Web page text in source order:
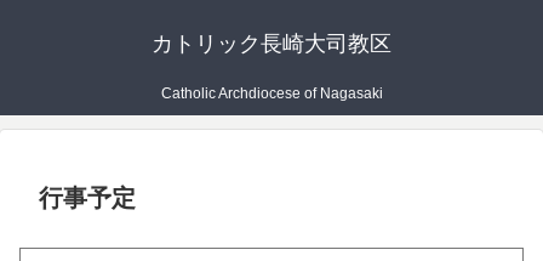
カトリック長崎大司教区
Catholic Archdiocese of Nagasaki
行事予定